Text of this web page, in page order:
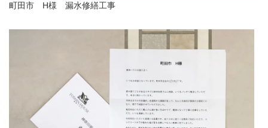
町田市 H様 漏水修繕工事